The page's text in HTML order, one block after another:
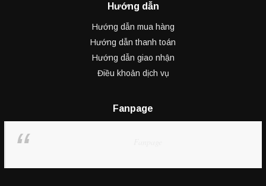
Hướng dẫn
Hướng dẫn mua hàng
Hướng dẫn thanh toán
Hướng dẫn giao nhận
Điều khoản dịch vụ
Fanpage